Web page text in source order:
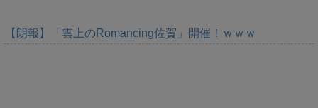
【朗報】「雲上のRomancing佐賀」開催！ｗｗｗ